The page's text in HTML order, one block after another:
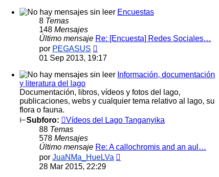
Encuestas
8 Temas
148 Mensajes
Último mensaje Re: [Encuesta] Redes Sociales…
por PEGASUS
último
01 Sep 2013, 19:17
Información, documentación
y literatura del lago
Documentación, libros, vídeos y fotos del lago,
publicaciones, webs y cualquier tema relativo al lago, su
flora o fauna.
⊢Subforo:
Vídeos del Lago Tanganyika
88 Temas
578 Mensajes
Último mensaje Re: A callochromis and an aul…
por JuaNMa_HueLVa
28 Mar 2015, 22:29